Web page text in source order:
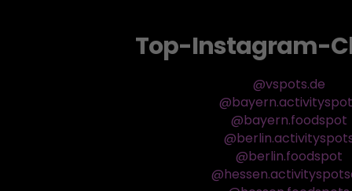
Top-Instagram-
@vspots.de
@bayern.foodspot
@berlin.foodspot